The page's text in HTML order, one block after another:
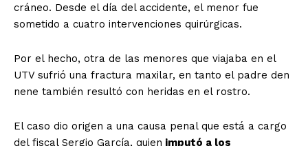
cráneo. Desde el día del accidente, el menor fue
sometido a cuatro intervenciones quirúrgicas.
Por el hecho, otra de las menores que viajaba en el
UTV sufrió una fractura maxilar, en tanto el padre den
nene también resultó con heridas en el rostro.
El caso dio origen a una causa penal que está a cargo
del fiscal Sergio García, quien imputó a los